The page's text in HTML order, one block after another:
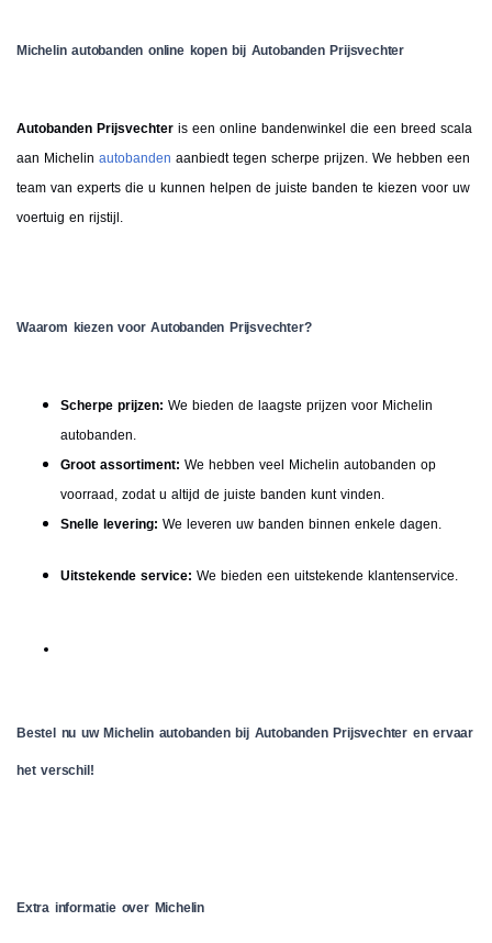
Michelin autobanden online kopen bij Autobanden Prijsvechter
Autobanden Prijsvechter is een online bandenwinkel die een breed scala
aan Michelin autobanden aanbiedt tegen scherpe prijzen. We hebben een
team van experts die u kunnen helpen de juiste banden te kiezen voor uw
voertuig en rijstijl.
Waarom kiezen voor Autobanden Prijsvechter?
Scherpe prijzen: We bieden de laagste prijzen voor Michelin
autobanden.
Groot assortiment: We hebben veel Michelin autobanden op
voorraad, zodat u altijd de juiste banden kunt vinden.​​
Snelle levering: We leveren uw banden binnen enkele dagen.
Uitstekende service: We bieden een uitstekende klantenservice.
Bestel nu uw Michelin autobanden bij Autobanden Prijsvechter en ervaar
het verschil!
Extra informatie over Michelin